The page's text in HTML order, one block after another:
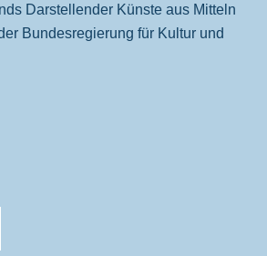
Darstellender Künste aus Mitteln
Bundesregierung für Kultur und